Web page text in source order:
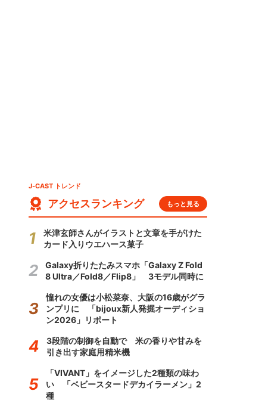
J-CAST トレンド
アクセスランキング もっと見る
米津玄師さんがイラストと文章を手がけた
カード入りウエハース菓子
Galaxy折りたたみスマホ「Galaxy Z Fold
8 Ultra／Fold8／Flip8」 3モデル同時に
憧れの女優は小松菜奈、大阪の16歳がグラ
ンプリに 「bijoux新人発掘オーディショ
ン2026」リポート
3段階の制御を自動で 米の香りや甘みを
引き出す家庭用精米機
「VIVANT」をイメージした2種類の味わ
い 「ベビースタードデカイラーメン」2
種